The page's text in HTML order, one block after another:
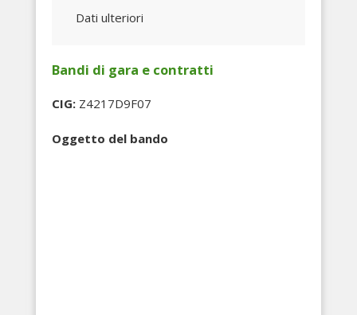
Dati ulteriori
Bandi di gara e contratti
CIG: Z4217D9F07
Oggetto del bando